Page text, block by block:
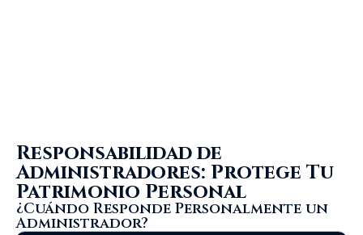
Responsabilidad de
Administradores: Protege Tu
Patrimonio Personal
¿Cuándo Responde Personalmente un
Administrador?